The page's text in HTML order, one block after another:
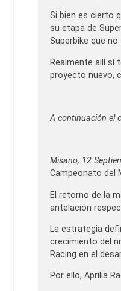
Si bien es cierto
su etapa de
Superbike que
Realmente allí sí
proyecto nuevo,
A continuación el
Misano, 12
Campeonato del
El retorno de la
antelación
La estrategia
crecimiento del
Racing en el
Por ello, Aprilia